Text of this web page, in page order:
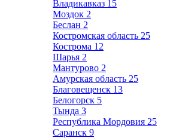
Владикавказ 15
Моздок 2
Беслан 2
Костромская область 25
Кострома 12
Шарья 2
Мантурово 2
Амурская область 25
Благовещенск 13
Белогорск 5
Тында 3
Республика Мордовия 25
Саранск 9